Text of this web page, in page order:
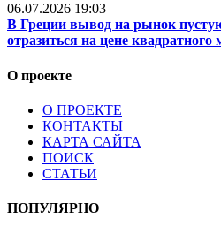
06.07.2026 19:03
В Греции вывод на рынок
отразиться на цене квадратного
О проекте
О ПРОЕКТЕ
КОНТАКТЫ
КАРТА САЙТА
ПОИСК
СТАТЬИ
ПОПУЛЯРНО